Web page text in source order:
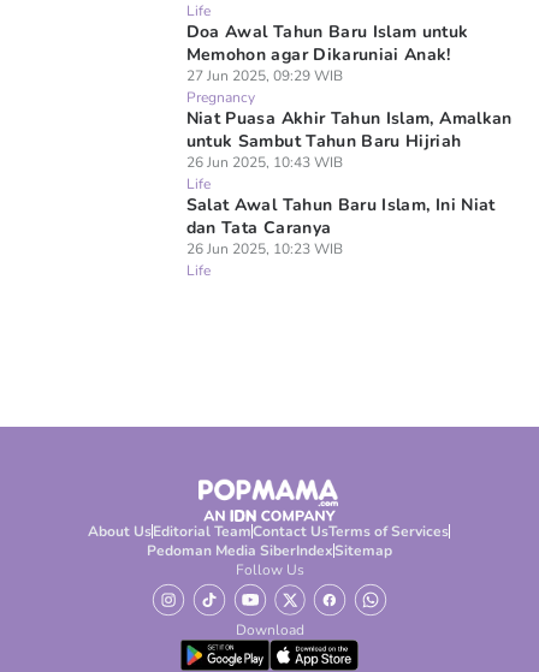
Life
Doa Awal Tahun Baru Islam untuk
Memohon agar Dikaruniai Anak!
27 Jun 2025, 09:29 WIB
Pregnancy
Niat Puasa Akhir Tahun Islam, Amalkan
untuk Sambut Tahun Baru Hijriah
26 Jun 2025, 10:43 WIB
Life
Salat Awal Tahun Baru Islam, Ini Niat
dan Tata Caranya
26 Jun 2025, 10:23 WIB
Life
About UsEditorial TeamContact UsTerms of Services
Pedoman Media SiberIndexSitemap
Follow Us
Download